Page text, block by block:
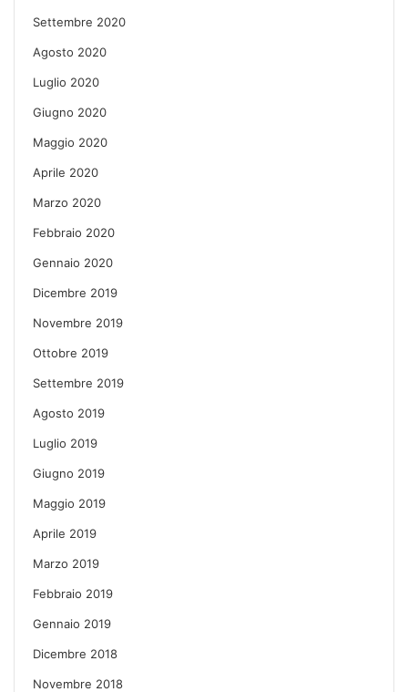
Settembre 2020
Agosto 2020
Luglio 2020
Giugno 2020
Maggio 2020
Aprile 2020
Marzo 2020
Febbraio 2020
Gennaio 2020
Dicembre 2019
Novembre 2019
Ottobre 2019
Settembre 2019
Agosto 2019
Luglio 2019
Giugno 2019
Maggio 2019
Aprile 2019
Marzo 2019
Febbraio 2019
Gennaio 2019
Dicembre 2018
Novembre 2018